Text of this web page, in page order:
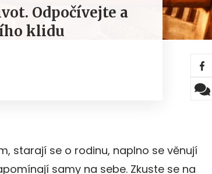
Odpočívejte a
klidu
starají se o rodinu, naplno se věnují
samy na sebe. Zkuste se na